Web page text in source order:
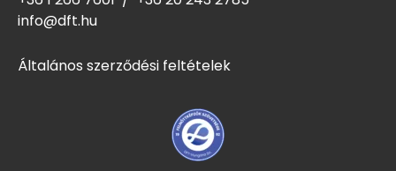
info@dft.hu
Általános szerződési feltételek